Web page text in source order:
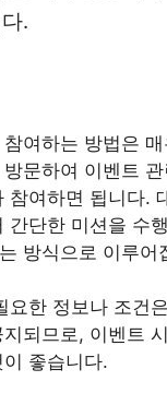
.
여하는 방법은
문하여 이벤트
참여하면 됩니다.
간단한 미션을 수
방식으로 이루어
요한 정보나 조건
되므로, 이벤트
좋습니다.